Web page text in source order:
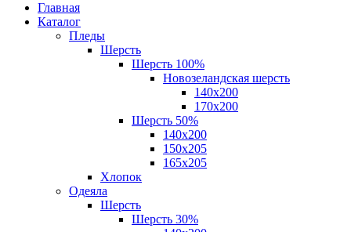
Главная
Каталог
Пледы
Шерсть
Шерсть 100%
Новозеландская шерсть
140х200
170x200
Шерсть 50%
140x200
150х205
165х205
Хлопок
Одеяла
Шерсть
Шерсть 30%